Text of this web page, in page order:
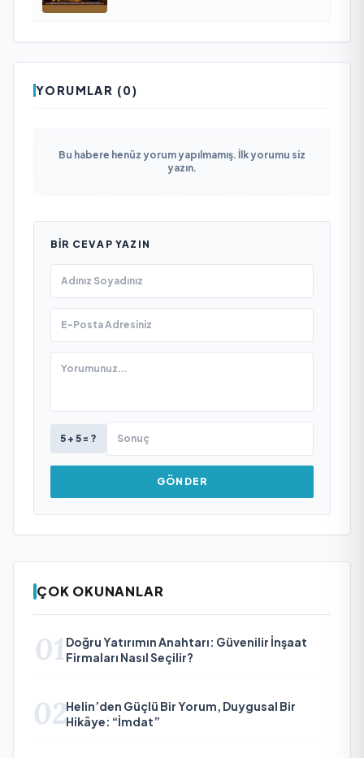
YORUMLAR (0)
Bu habere henüz yorum yapılmamış. İlk yorumu siz
yazın.
BIR CEVAP YAZIN
5 + 5 = ?
GÖNDER
ÇOK OKUNANLAR
01 Doğru Yatırımın Anahtarı: Güvenilir İnşaat
Firmaları Nasıl Seçilir?
02Helin’den Güçlü Bir Yorum, Duygusal Bir
Hikâye: “İmdat”